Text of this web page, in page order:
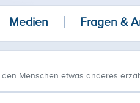
Medien Fragen &
Menschen etwas anderes